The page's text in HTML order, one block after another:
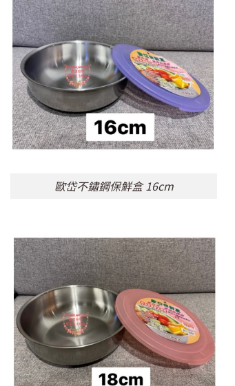
歐岱不鏽鋼保鮮盒 16cm